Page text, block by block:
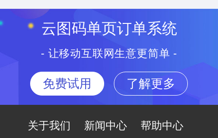
云图码单页订单系统
- 让移动互联网生意更简单 -
免费试用 了解更多
关于我们 新闻中心 帮助中心